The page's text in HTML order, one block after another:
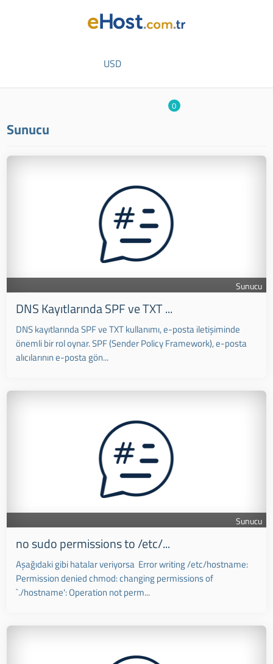
USD
0
Sunucu
Sunucu
DNS Kayıtlarında SPF ve TXT ...
DNS kayıtlarında SPF ve TXT kullanımı, e-posta iletişiminde
önemli bir rol oynar. SPF (Sender Policy Framework), e-posta
alıcılarının e-posta gön...
Sunucu
no sudo permissions to /etc/...
Aşağıdaki gibi hatalar veriyorsa Error writing /etc/hostname:
Permission denied chmod: changing permissions of
`./hostname': Operation not perm...